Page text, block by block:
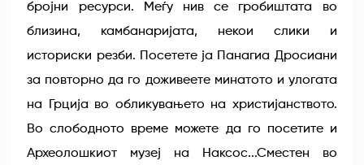
бројни ресурси. Меѓу нив се гробиштата во
близина, камбанаријата, некои слики и
историски резби. Посетете ја Панагиа Дросиани
за повторно да го доживеете минатото и улогата
на Грција во обликувањето на христијанството.
Во слободното време можете да го посетите и
Археолошкиот музеј на Наксос...Сместен во